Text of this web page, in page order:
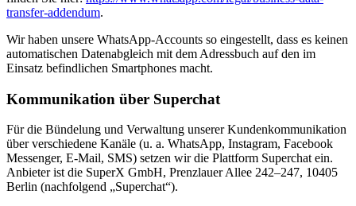
transfer-addendum.
Wir haben unsere WhatsApp-Accounts so eingestellt, dass es keinen
automatischen Datenabgleich mit dem Adressbuch auf den im
Einsatz befindlichen Smartphones macht.
Kommunikation über Superchat
Für die Bündelung und Verwaltung unserer Kundenkommunikation
über verschiedene Kanäle (u. a. WhatsApp, Instagram, Facebook
Messenger, E-Mail, SMS) setzen wir die Plattform Superchat ein.
Anbieter ist die SuperX GmbH, Prenzlauer Allee 242–247, 10405
Berlin (nachfolgend „Superchat“).